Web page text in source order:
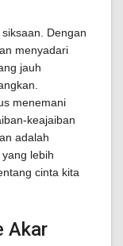
Dengan
menyadari
jauh
menemani
keajaiban
adalah
lebih
cinta kita
Akar